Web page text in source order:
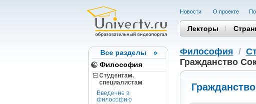
Все разделы
Философия
Студентам,
cпециалистам
Введение в
философию
Новости О проекте
Лекторы
Философия /
Гражданство